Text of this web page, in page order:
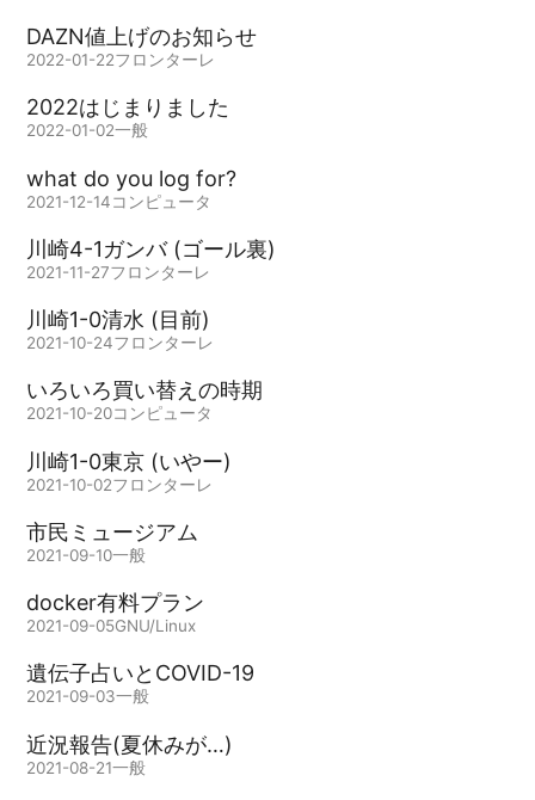
DAZN値上げのお知らせ
2022-01-22フロンターレ
2022はじまりました
2022-01-02一般
what do you log for?
2021-12-14コンピュータ
川崎4-1ガンバ (ゴール裏)
2021-11-27フロンターレ
川崎1-0清水 (目前)
2021-10-24フロンターレ
いろいろ買い替えの時期
2021-10-20コンピュータ
川崎1-0東京 (いやー)
2021-10-02フロンターレ
市民ミュージアム
2021-09-10一般
docker有料プラン
2021-09-05GNU/Linux
遺伝子占いとCOVID-19
2021-09-03一般
近況報告(夏休みが…)
2021-08-21一般